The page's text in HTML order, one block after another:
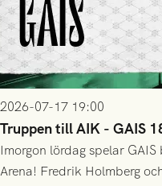
2026-07-17 19:00
Truppen till AIK - GAIS
Imorgon lördag spelar
Arena! Fredrik Holmberg